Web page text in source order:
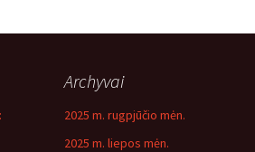
Archyvai
2025 m. rugpjūčio mėn.
2025 m. liepos mėn.